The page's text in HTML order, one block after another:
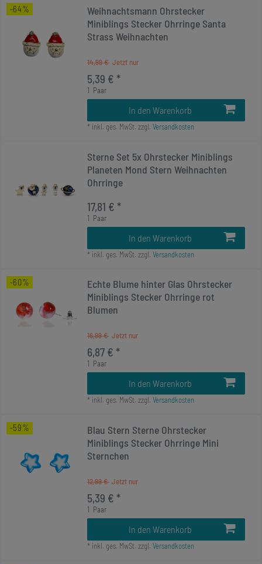
-64%
Weihnachtsmann Ohrstecker
Miniblings Stecker Ohrringe Santa
Strass Weihnachten
14,99 €
5,39 € *
1 Paar
In den Warenkorb
* inkl. ges. MwSt. zzgl. Versandkosten
Sterne Set 5x Ohrstecker Miniblings
Planeten Mond Stern Weihnachten
Ohrringe
17,81 € *
1 Paar
In den Warenkorb
* inkl. ges. MwSt. zzgl. Versandkosten
-60%
Echte Blume hinter Glas Ohrstecker
Miniblings Stecker Ohrringe rot
Blumen
16,99 €
6,87 € *
1 Paar
In den Warenkorb
* inkl. ges. MwSt. zzgl. Versandkosten
-59%
Blau Stern Sterne Ohrstecker
Miniblings Stecker Ohrringe Mini
Sternchen
12,99 €
5,39 € *
1 Paar
In den Warenkorb
* inkl. ges. MwSt. zzgl. Versandkosten